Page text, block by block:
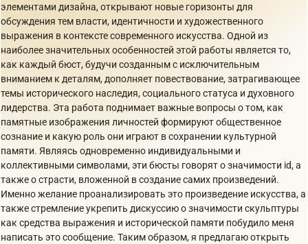
элементами дизайна, открывают новые горизонты для
обсуждения тем власти, идентичности и художественного
выражения в контексте современного искусства. Одной из
наиболее значительных особенностей этой работы является то,
как каждый бюст, будучи созданным с исключительным
вниманием к деталям, дополняет повествование, затрагивающее
темы исторического наследия, социального статуса и духовного
лидерства. Эта работа поднимает важные вопросы о том, как
памятные изображения личностей формируют общественное
сознание и какую роль они играют в сохранении культурной
памяти. Являясь одновременно индивидуальными и
коллективными символами, эти бюсты говорят о значимости id, а
также о страсти, вложенной в создание самих произведений.
Именно желание проанализировать это произведение искусства, а
также стремление укрепить дискуссию о значимости скульптуры
как средства выражения и исторической памяти побудило меня
написать это сообщение. Таким образом, я предлагаю открыть